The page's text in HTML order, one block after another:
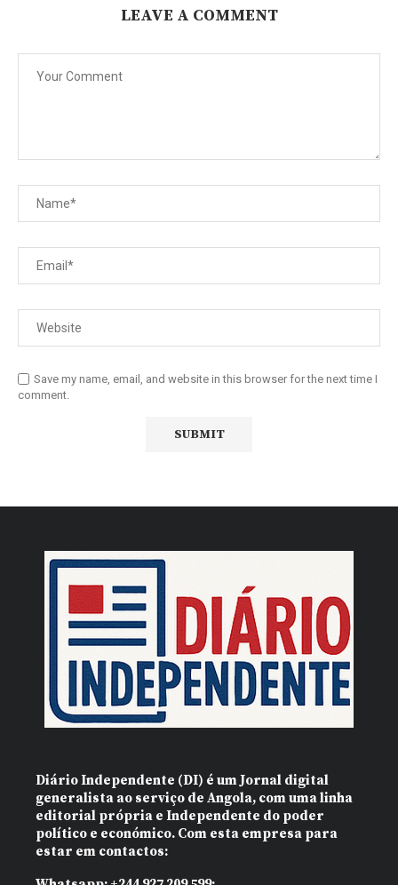
LEAVE A COMMENT
Save my name, email, and website in this browser for the next time I
comment.
Diário Independente (DI) é um Jornal digital
generalista ao serviço de Angola, com uma linha
editorial própria e Independente do poder
político e económico. Com esta empresa para
estar em contactos: